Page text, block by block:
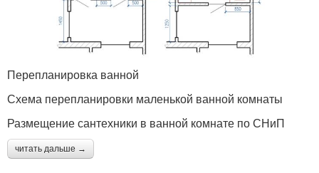
Перепланировка ванной
Схема перепланировки маленькой ванной комнаты
Размещение сантехники в ванной комнате по СНиП
читать дальше →